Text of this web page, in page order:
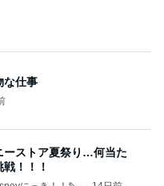
な仕事
ーストア夏祭り…何当た
！！！